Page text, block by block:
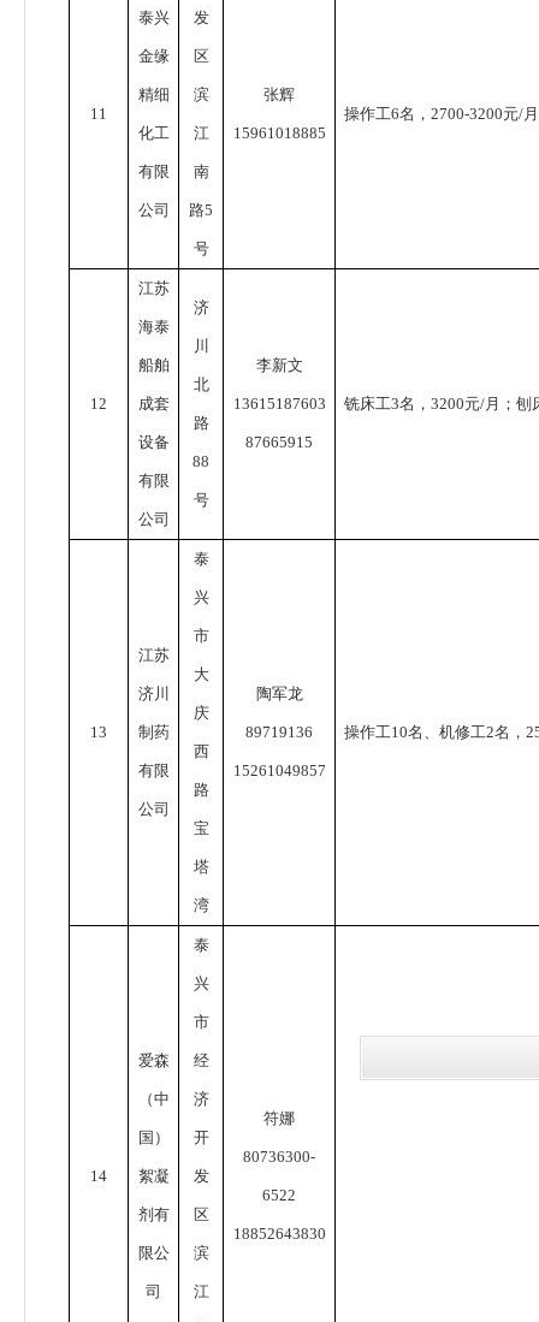
11
泰兴
金缘
精细
化工
有限
公司
发
区
滨
江
南
路5
号
张辉
15961018885
操作工6名，2700-3200元/
12
江苏
海泰
船舶
成套
设备
有限
公司
济
川
北
路
88
号
李新文
13615187603
87665915
铣床工3名，3200元/月；刨
13
江苏
济川
制药
有限
公司
泰
兴
市
大
庆
西
路
宝
塔
湾
陶军龙
89719136
15261049857
操作工10名、机修工2名，
14
爱森
（中
国）
絮凝
剂有
限公
司
泰
兴
市
经
济
开
发
区
滨
江
符娜
80736300-
6522
18852643830